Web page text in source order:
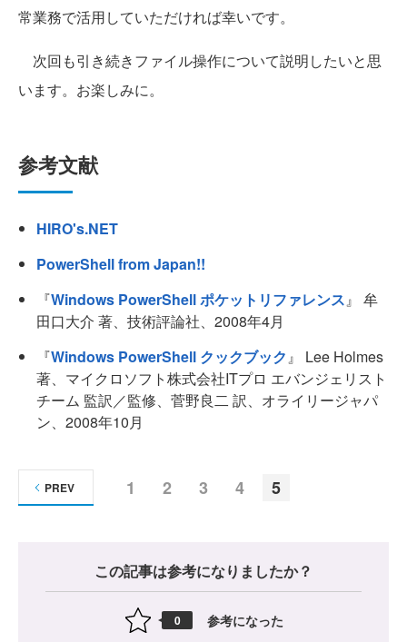
常業務で活用していただければ幸いです。
次回も引き続きファイル操作について説明したいと思
います。お楽しみに。
参考文献
HIRO's.NET
PowerShell from Japan!!
『Windows PowerShell ポケットリファレンス』 牟
田口大介 著、技術評論社、2008年4月
『Windows PowerShell クックブック』 Lee Holmes
著、マイクロソフト株式会社ITプロ エバンジェリスト
チーム 監訳／監修、菅野良二 訳、オライリージャパ
ン、2008年10月
1 2 3 4 5
PREV
この記事は参考になりましたか？
0 参考になった